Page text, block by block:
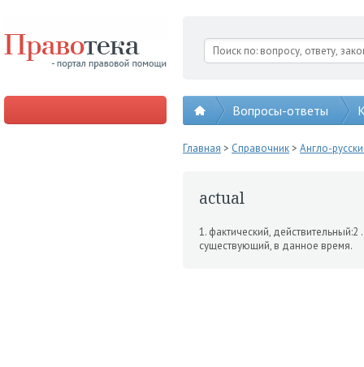
Вопросы-ответы
Главная > Справочник> Англо-
actual
1. фактический, действитель­ный:2 .
существующий, в данное время.